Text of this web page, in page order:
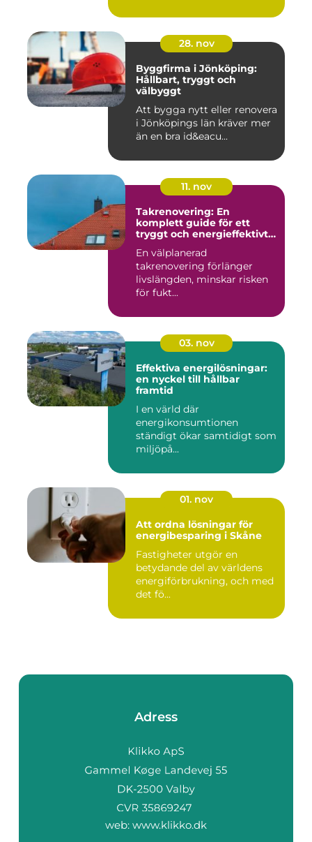
28. nov
Byggfirma i Jönköping:
Hållbart, tryggt och
välbyggt
Att bygga nytt eller renovera
i Jönköpings län kräver mer
än en bra id&eacu...
11. nov
Takrenovering: En
komplett guide för ett
tryggt och energieffektivt
En välplanerad
takrenovering förlänger
livslängden, minskar risken
för fukt...
03. nov
Effektiva energilösningar:
en nyckel till hållbar
framtid
I en värld där
energikonsumtionen
ständigt ökar samtidigt som
miljöpå...
01. nov
Att ordna lösningar för
energibesparing i Skåne
Fastigheter utgör en
betydande del av världens
energiförbrukning, och med
det fö...
Adress
web: www.klikko.dk